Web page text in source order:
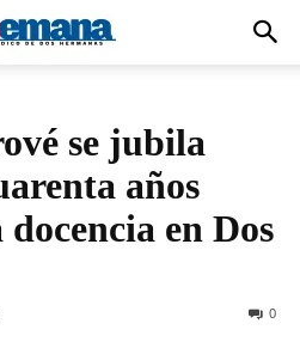
se jubila
años
en Dos
0